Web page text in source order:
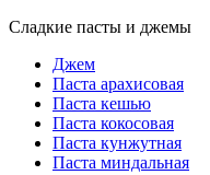
Сладкие пасты и джемы
Джем
Паста арахисовая
Паста кешью
Паста кокосовая
Паста кунжутная
Паста миндальная